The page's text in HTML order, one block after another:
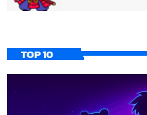
TOP 10